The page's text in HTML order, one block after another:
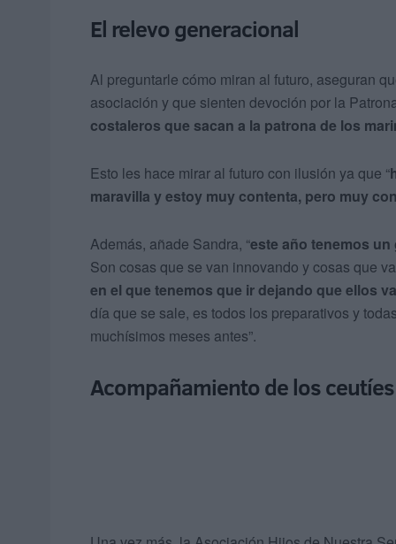
El relevo generacional
Al preguntarle cómo miran al futuro, aseguran
asociación y que sienten devoción por la
costaleros que sacan a la patrona de los
Esto les hace mirar al futuro con ilusión ya que “
maravilla y estoy muy contenta, pero muy
Además, añade Sandra, “este año tenemos
Son cosas que se van innovando y cosas que
en el que tenemos que ir dejando que ellos
día que se sale, es todos los preparativos y
muchísimos meses antes”.
Acompañamiento de los ceutíes